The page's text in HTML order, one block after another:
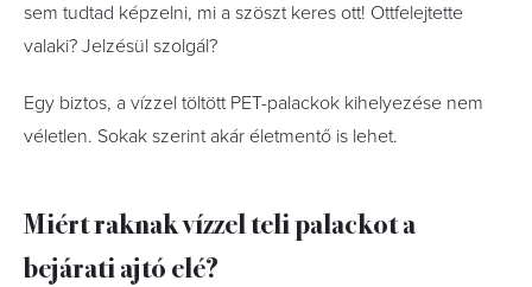
sem tudtad képzelni, mi a szöszt keres ott! Ottfelejtette
valaki? Jelzésül szolgál?
Egy biztos, a vízzel töltött PET-palackok kihelyezése nem
véletlen. Sokak szerint akár életmentő is lehet.
Miért raknak vízzel teli palackot a
bejárati ajtó elé?